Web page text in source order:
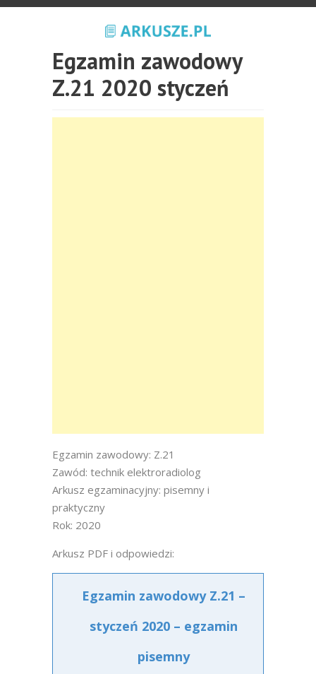
Egzamin zawodowy
Z.21 2020 styczeń
Egzamin zawodowy: Z.21
Zawód: technik elektroradiolog
Arkusz egzaminacyjny: pisemny i
praktyczny
Rok: 2020
Arkusz PDF i odpowiedzi:
Egzamin zawodowy Z.21 –
styczeń 2020 – egzamin
pisemny